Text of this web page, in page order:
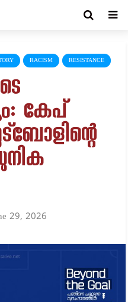
RACISM RESISTANCE
കേപ്
29, 2026